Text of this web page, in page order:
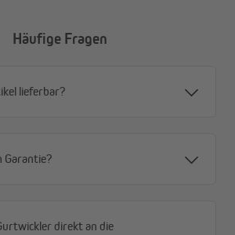
Häufige Fragen
lieferbar?
Garantie?
direkt an die